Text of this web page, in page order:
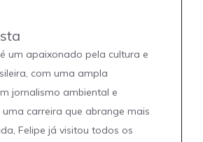
um apaixonado pela cultura e
com uma ampla
jornalismo ambiental e
uma carreira que abrange mais
Felipe já visitou todos os